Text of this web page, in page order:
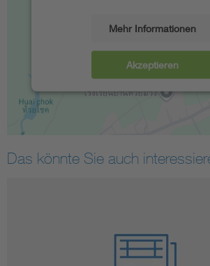
Mehr Informationen
Akzeptieren
Das könnte Sie auch